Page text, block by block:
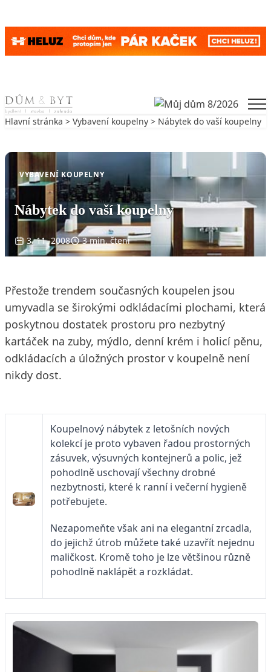
Skip to content
Hlavní stránka > Vybavení koupelny > Nábytek do vaší koupelny
VYBAVENÍ KOUPELNY
Nábytek do vaší koupelny
3. 11. 2008 3 min. čtení
Přestože trendem současných koupelen jsou
umyvadla se širokými odkládacími plochami, která
poskytnou dostatek prostoru pro nezbytný
kartáček na zuby, mýdlo, denní krém i holicí pěnu,
odkládacích a úložných prostor v koupelně není
nikdy dost.
Koupelnový nábytek z letošních nových
kolekcí je proto vybaven řadou prostorných
zásuvek, výsuvných kontejnerů a polic, jež
pohodlně uschovají všechny drobné
nezbytnosti, které k ranní i večerní hygieně
potřebujete.
Nezapomeňte však ani na elegantní zrcadla,
do jejichž útrob můžete také uzavřít nejednu
maličkost. Kromě toho je lze většinou různě
pohodlně naklápět a rozkládat.